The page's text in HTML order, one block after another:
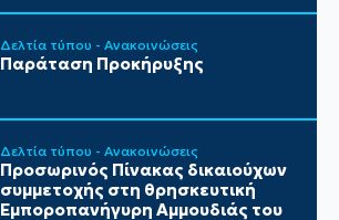
Δελτία τύπου - Ανακοινώσεις
Παράταση Προκήρυξης
Δελτία τύπου - Ανακοινώσεις
Προσωρινός Πίνακας δικαιούχων
συμμετοχής στη θρησκευτική
Εμποροπανήγυρη Αμμουδιάς του